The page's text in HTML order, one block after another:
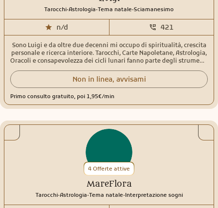
Tarocchi.Astrologia.Tema natale.Sciamanesimo
n/d 421
Sono Luigi e da oltre due decenni mi occupo di spiritualità, crescita
personale e ricerca interiore. Tarocchi, Carte Napoletane, Astrologia,
Oracoli e consapevolezza dei cicli lunari fanno parte degli strumenti
attraverso lo studio delle tradizioni stregoniche e della spiritualità
Neo Pagana. Attraverso il linguaggio dei simboli aiuto a fare luce su
consapevolezza e nuove prospettive nei momenti di dubbio, scelta
o trasformazione. Il mio approccio nasce dall'incontro tra studio,
ascolto autentico in cui ogni consulto possa diventare
un'opportunità di maggiore consapevolezza e comprensione del
proprio percorso. Che la tua richiesta riguardi l'amore, il lavoro, la
crescita personale o il tuo cammino spirituale, il mio intento è
aiutarti a riconoscere le energie e le dinamiche in gioco, valorizzare
le tue risorse interiori e affrontare il futuro con maggiore chiarezza e
fiducia.
Non in linea, avvisami
Primo consulto gratuito, poi 1,95€/min
4 Offerte attive
MareFlora
Tarocchi.Astrologia.Tema natale.Interpretazione sogni